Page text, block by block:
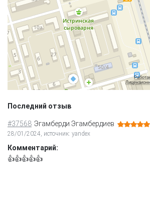
Последний отзыв
#37568 Эгамберди Эгамбердиев
28/01/2024, источник: yandex
Комментарий:
👍👍👍👍👍